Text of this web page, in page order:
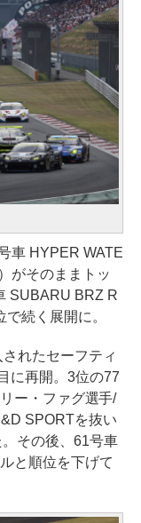
車 HYPER WATE
がそのままトッ
SUBARU BRZ R
続く展開に。
れたセーフティ
に再開。3位の77
ー・ファグ選手/
SPORTを抜い
その後、61号車
と順位を下げて